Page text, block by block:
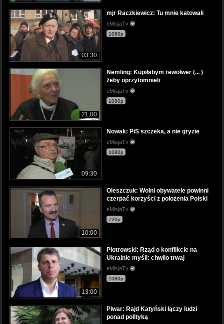
03:30
mjr Raczkiewicz: Tu mnie katowali
eMisjaTv
1080p
21:00
Nemling: Kupiłabym rewolwer (... )
żeby oprzytomnieli
eMisjaTv
1080p
09:30
Nowak: PiS szczeka, a nie gryzie
eMisjaTv
1080p
10:00
Oleszczuk: Wolni obywatele powinni
czerpać korzyści z położenia Polski
eMisjaTv
720p
13:00
Piotrowski: Rząd o konflikcie na
Ukrainie myśli: chwilo trwaj
eMisjaTv
1080p
Piwar: Rajd Katyński łączy ludzi
ponad polityką